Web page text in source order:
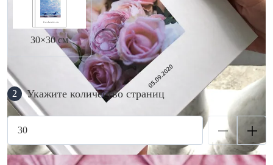
30×30 см
2 Укажите количество страниц